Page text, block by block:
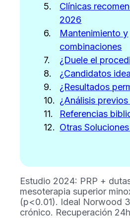
Clínicas
2026
Mantenimiento y
combinaciones
¿Duele el
¿Candidatos
¿Resultados
¿Análisis
Referencias
Otras
Estudio 2024: PRP +
mesoterapia superior
(p<0.01). Ideal Norwood
crónico. Recuperación